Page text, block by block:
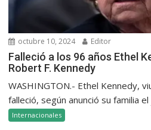
octubre 10, 2024 Editor
Falleció a los 96 años Ethel
Robert F. Kennedy
WASHINGTON.- Ethel Kennedy,
falleció, según anunció su familia
Internacionales